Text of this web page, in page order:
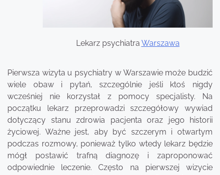
Lekarz psychiatra Warszawa
Pierwsza wizyta u psychiatry w Warszawie może budzić
wiele obaw i pytań, szczególnie jeśli ktoś nigdy
wcześniej nie korzystał z pomocy specjalisty. Na
początku lekarz przeprowadzi szczegółowy wywiad
dotyczący stanu zdrowia pacjenta oraz jego historii
życiowej. Ważne jest, aby być szczerym i otwartym
podczas rozmowy, ponieważ tylko wtedy lekarz będzie
mógł postawić trafną diagnozę i zaproponować
odpowiednie leczenie. Często na pierwszej wizycie